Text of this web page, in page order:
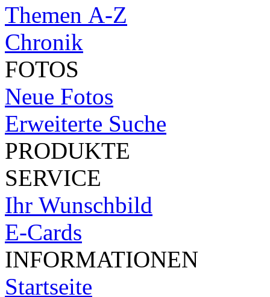
Themen A-Z
Chronik
FOTOS
Neue Fotos
Erweiterte Suche
PRODUKTE
SERVICE
Ihr Wunschbild
E-Cards
INFORMATIONEN
Startseite